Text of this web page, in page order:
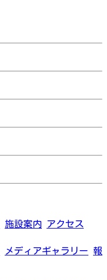
施設案内 アクセス
メディアギャラリー 報